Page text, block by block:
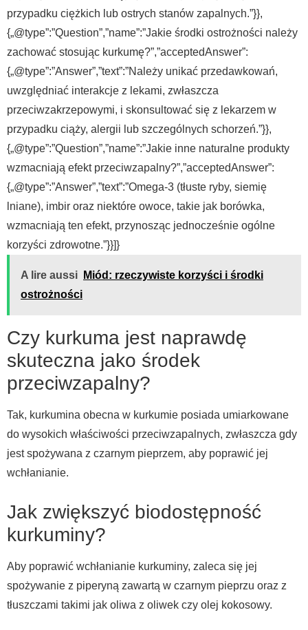
przypadku ciężkich lub ostrych stanów zapalnych.”}},
{„@type”:”Question”,”name”:”Jakie środki ostrożności należy
zachować stosując kurkumę?”,”acceptedAnswer”:
{„@type”:”Answer”,”text”:”Należy unikać przedawkowań,
uwzględniać interakcje z lekami, zwłaszcza
przeciwzakrzepowymi, i skonsultować się z lekarzem w
przypadku ciąży, alergii lub szczególnych schorzeń.”}},
{„@type”:”Question”,”name”:”Jakie inne naturalne produkty
wzmacniają efekt przeciwzapalny?”,”acceptedAnswer”:
{„@type”:”Answer”,”text”:”Omega-3 (tłuste ryby, siemię
lniane), imbir oraz niektóre owoce, takie jak borówka,
wzmacniają ten efekt, przynosząc jednocześnie ogólne
korzyści zdrowotne.”}}]}
A lire aussi
Miód: rzeczywiste korzyści i środki
ostrożności
Czy kurkuma jest naprawdę
skuteczna jako środek
przeciwzapalny?
Tak, kurkumina obecna w kurkumie posiada umiarkowane
do wysokich właściwości przeciwzapalnych, zwłaszcza gdy
jest spożywana z czarnym pieprzem, aby poprawić jej
wchłanianie.
Jak zwiększyć biodostępność
kurkuminy?
Aby poprawić wchłanianie kurkuminy, zaleca się jej
spożywanie z piperyną zawartą w czarnym pieprzu oraz z
tłuszczami takimi jak oliwa z oliwek czy olej kokosowy.